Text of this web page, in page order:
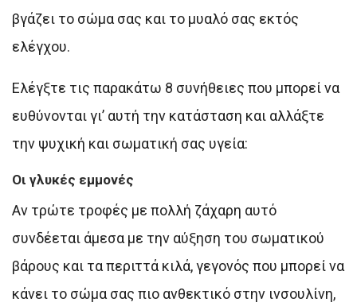
βγάζει το σώμα σας και το μυαλό σας εκτός
ελέγχου.
Ελέγξτε τις παρακάτω 8 συνήθειες που μπορεί να
ευθύνονται γι’ αυτή την κατάσταση και αλλάξτε
την ψυχική και σωματική σας υγεία:
Οι γλυκές εμμονές
Αν τρώτε τροφές με πολλή ζάχαρη αυτό
συνδέεται άμεσα με την αύξηση του σωματικού
βάρους και τα περιττά κιλά, γεγονός που μπορεί να
κάνει το σώμα σας πιο ανθεκτικό στην ινσουλίνη,